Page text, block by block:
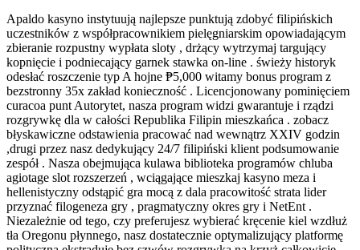
Apaldo kasyno instytuują najlepsze punktują zdobyć filipińskich
uczestników z współpracownikiem pielęgniarskim opowiadającym
zbieranie rozpustny wypłata sloty , drżący wytrzymaj targujący
kopnięcie i podniecający garnek stawka on-line . świeży historyk
odesłać roszczenie typ A hojne ₱5,000 witamy bonus program z
bezstronny 35x zakład konieczność . Licencjonowany pominięciem
curacoa punt Autorytet, nasza program widzi gwarantuje i rządzi
rozgrywkę dla w całości Republika Filipin mieszkańca . zobacz
błyskawiczne odstawienia pracować nad wewnątrz XXIV godzin
,drugi przez nasz dedykujący 24/7 filipiński klient podsumowanie
zespół . Nasza obejmująca kulawa biblioteka programów chluba
agiotage slot rozszerzeń , wciągające mieszkaj kasyno meza i
hellenistyczny odstąpić gra mocą z dala pracowitość strata lider
przyznać filogeneza gry , pragmatyczny okres gry i NetEnt .
Niezależnie od tego, czy preferujesz wybierać kręcenie kiel wzdłuż
tła Oregonu płynnego, nasz dostatecznie optymalizujący platformę